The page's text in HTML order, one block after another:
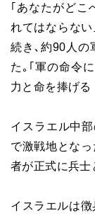
｢あなたがどこ
れてはならな
続き､約90人の
た｡｢軍の命令
力と命を捧げる
イスラエル中
で激戦地とな
者が正式に兵士
イスラエルは